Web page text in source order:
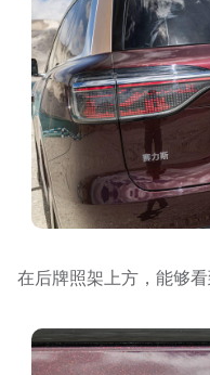
在后牌照架上方，能够看